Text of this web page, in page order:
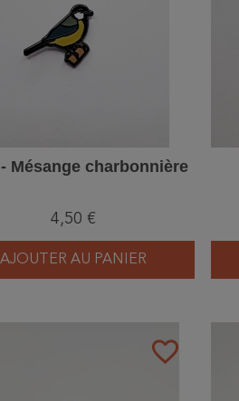
Mésange charbonnière
4,50 €
AJOUTER AU PANIER
favorite_border